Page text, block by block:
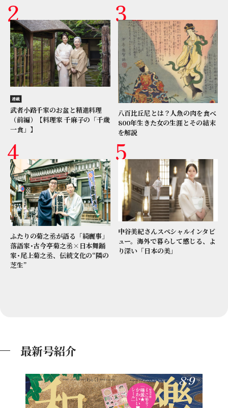
連載
武者小路千家のお盆と精進料理
（前編）【料理家 千麻子の「千歳
一食」】
八百比丘尼とは？人魚の肉を食べ
800年生きた女の生涯とその結末
を解説
ふたりの菊之丞が語る「綺麗事」
落語家･古今亭菊之丞×日本舞踊
家･尾上菊之丞、伝統文化の“隣の
芝生”
中谷美紀さんスペシャルインタビ
ュー。海外で暮らして感じる、よ
り深い「日本の美」
最新号紹介